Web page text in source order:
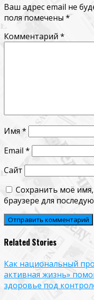
Ваш адрес email не
поля помечены *
Комментарий *
Имя*
Email *
Сайт
Сохранить моё
браузере для
Related Stories
Как национальный
активная жизнь»
здоровье под